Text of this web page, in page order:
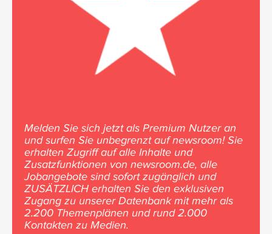
Melden Sie sich jetzt als Premium Nutzer an
und surfen Sie unbegrenzt auf newsroom! Sie
erhalten Zugriff auf alle Inhalte und
Zusatzfunktionen von newsroom.de, alle
Jobangebote sind sofort zugänglich und
ZUSÄTZLICH erhalten Sie den exklusiven
Zugang zu unserer Datenbank mit mehr als
2.200 Themenplänen und rund 2.000
Kontakten zu Medien.